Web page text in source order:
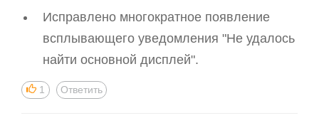
Исправлено многократное появление
всплывающего уведомления "Не удалось
найти основной дисплей".
1 Ответить